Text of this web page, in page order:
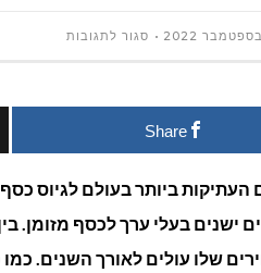
סגור לתגובותעל
כסף
Share
ביותר בעולם לגיוס
ישנים בעלי ערך לכסף מזומן.
שלו עולים לאורך השנים.